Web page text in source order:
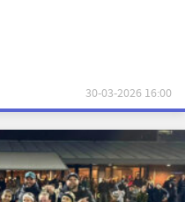
30-03-2026 16:00